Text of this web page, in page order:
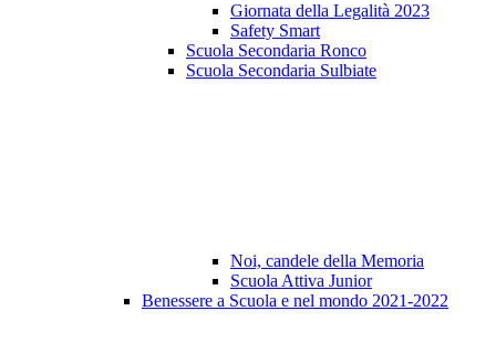
Giornata della Legalità 2023
Safety Smart
Scuola Secondaria Ronco
Scuola Secondaria Sulbiate
Noi, candele della Memoria
Scuola Attiva Junior
Benessere a Scuola e nel mondo 2021-2022